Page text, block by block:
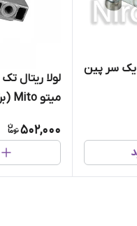
ورقی ریتال مدل ۰۹۶ (یک سر پین
میتو Mito (برگی و بوشی)
502,000